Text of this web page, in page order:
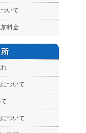
いて
料金
れ
について
ついて